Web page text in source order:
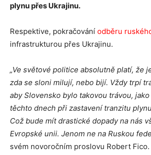
plynu přes Ukrajinu.
Respektive, pokračování odběru
infrastrukturou přes Ukrajinu.
„Ve světové politice absolutně platí, že
zda se sloni milují, nebo bijí. Vždy trpí
aby Slovensko bylo takovou trávou,
těchto dnech při zastavení tranzitu
Což bude mít drastické dopady na nás
Evropské unii. Jenom ne na Ruskou
svém novoročním proslovu Robert Fico.